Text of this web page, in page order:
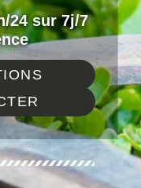
24 sur 7j/7